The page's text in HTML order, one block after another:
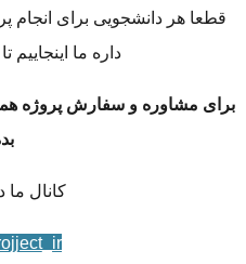
قطعا هر دانشجویی برای انجام
داره ما
برای مشاوره و سفارش پروژه
کانال ما